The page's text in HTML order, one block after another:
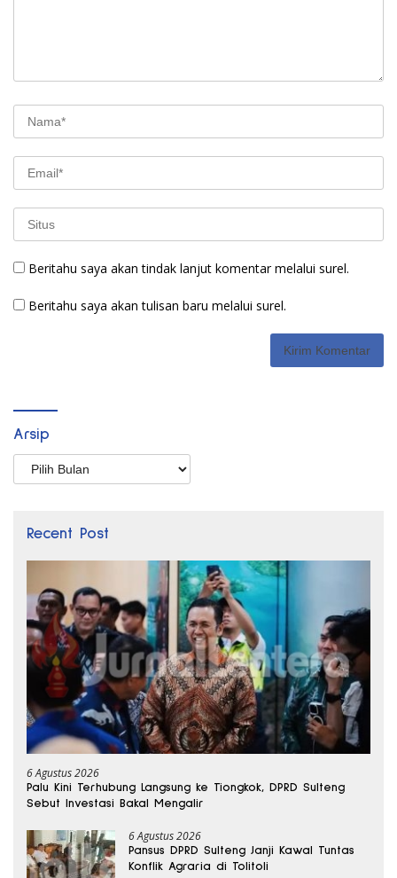
Beritahu saya akan tindak lanjut komentar melalui surel.
Beritahu saya akan tulisan baru melalui surel.
Arsip
Arsip
Recent Post
6 Agustus 2026
Palu Kini Terhubung Langsung ke Tiongkok, DPRD Sulteng
Sebut Investasi Bakal Mengalir
6 Agustus 2026
Pansus DPRD Sulteng Janji Kawal Tuntas
Konflik Agraria di Tolitoli